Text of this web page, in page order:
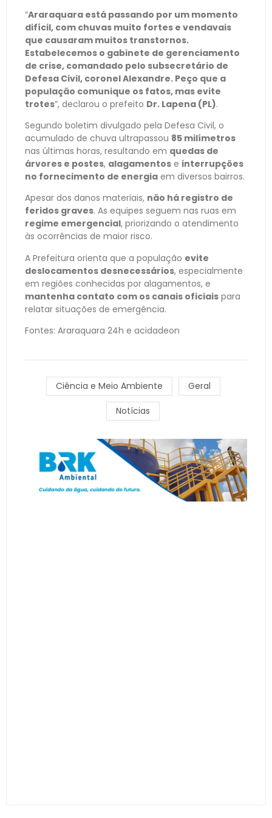
“Araraquara está passando por um momento
difícil, com chuvas muito fortes e vendavais
que causaram muitos transtornos.
Estabelecemos o gabinete de gerenciamento
de crise, comandado pelo subsecretário de
Defesa Civil, coronel Alexandre. Peço que a
população comunique os fatos, mas evite
trotes”, declarou o prefeito Dr. Lapena (PL).
Segundo boletim divulgado pela Defesa Civil, o
acumulado de chuva ultrapassou 85 milímetros
nas últimas horas, resultando em quedas de
árvores e postes, alagamentos e interrupções
no fornecimento de energia em diversos bairros.
Apesar dos danos materiais, não há registro de
feridos graves. As equipes seguem nas ruas em
regime emergencial, priorizando o atendimento
às ocorrências de maior risco.
A Prefeitura orienta que a população evite
deslocamentos desnecessários, especialmente
em regiões conhecidas por alagamentos, e
mantenha contato com os canais oficiais para
relatar situações de emergência.
Fontes: Araraquara 24h e acidadeon
Ciência e Meio Ambiente Geral
Notícias